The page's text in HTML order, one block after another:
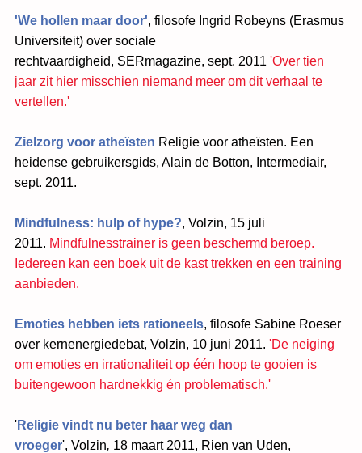
'We hollen maar door', filosofe Ingrid Robeyns (Erasmus
Universiteit) over sociale
rechtvaardigheid, SERmagazine, sept. 2011 'Over tien
jaar zit hier misschien niemand meer om dit verhaal te
vertellen.'
Zielzorg voor atheïsten Religie voor atheïsten. Een
heidense gebruikersgids, Alain de Botton, Intermediair,
sept. 2011.
Mindfulness: hulp of hype?, Volzin, 15 juli
2011. Mindfulnesstrainer is geen beschermd beroep.
Iedereen kan een boek uit de kast trekken en een training
aanbieden.
Emoties hebben iets rationeels, filosofe Sabine Roeser
over kernenergiedebat, Volzin, 10 juni 2011. 'De neiging
om emoties en irrationaliteit op één hoop te gooien is
buitengewoon hardnekkig én problematisch.'
'Religie vindt nu beter haar weg dan
vroeger', Volzin, 18 maart 2011, Rien van Uden,